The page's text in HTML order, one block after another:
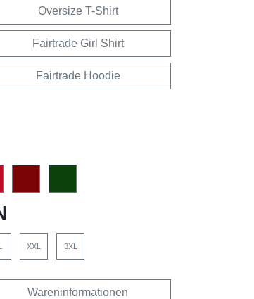
Oversize T-Shirt
Fairtrade Girl Shirt
Fairtrade Hoodie
XXL 3XL
Wareninformationen